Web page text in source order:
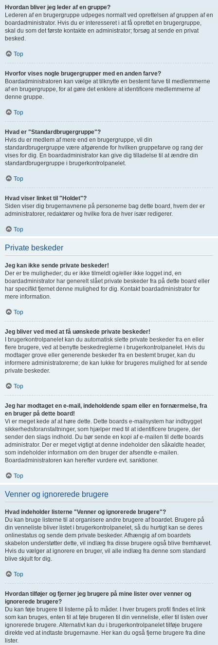
Hvordan bliver jeg leder af en gruppe?
Lederen af en brugergruppe udpeges normalt ved oprettelsen af gruppen af en
boardadministrator. Hvis du er interesseret i at få oprettet en brugergruppe,
skal du som det første kontakte en administrator; forsøg at sende en privat
besked.
Top
Hvorfor vises nogle brugergrupper med en anden farve?
Boardadministratoren kan vælge at tilknytte en bestemt farve til medlemmerne
af en brugergruppe, for at gøre det enklere at identificere medlemmerne af
denne gruppe.
Top
Hvad er "Standardbrugergruppe"?
Hvis du er medlem af mere end en brugergruppe, vil din
standardbrugergruppe være afgørende for hvilken gruppefarve og rang der
vises for dig. En boardadministrator kan give dig tilladelse til at ændre din
standardbrugergruppe i brugerkontrolpanelet.
Top
Hvad viser linket til "Holdet"?
Siden viser dig brugernavnene på personerne bag dette board, hvem der er
administratorer, redaktører og hvilke fora de hver især redigerer.
Top
Private beskeder
Jeg kan ikke sende private beskeder!
Der er tre muligheder; du er ikke tilmeldt og/eller ikke logget ind, en
boardadministrator har generelt slået private beskeder fra på dette board eller
har specifikt fjernet denne mulighed for dig. Kontakt boardadministrator for
mere information.
Top
Jeg bliver ved med at få uønskede private beskeder!
I brugerkontrolpanelet kan du automatisk slette private beskeder fra en eller
flere brugere, ved at benytte beskedreglerne i brugerkontrolpanelet. Hvis du
modtager grove eller generende beskeder fra en bestemt bruger, kan du
informere administratorerne; de kan lukke for brugeres mulighed for at sende
private beskeder.
Top
Jeg har modtaget en e-mail, indeholdende spam eller en fornærmelse, fra
en bruger på dette board!
Vi er meget kede af at høre dette. Dette boards e-mailsystem har indbygget
sikkerhedsforanstaltninger, som hjælper med til at identificere brugere, der
sender den slags indhold. Du bør sende en kopi af e-mailen til dette boards
administrator. Der er meget vigtigt at denne indeholder den såkaldte header,
som indeholder information om den bruger der afsendte e-mailen.
Boardadministratoren kan herefter vurdere evt. sanktioner.
Top
Venner og ignorerede brugere
Hvad indeholder listerne "Venner og ignorerede brugere"?
Du kan bruge listerne til at organisere andre brugere af boardet. Brugere på
din venneliste bliver listet i brugerkontrolpanelet, så du hurtigt kan se deres
onlinestatus og sende dem private beskeder. Afhængig af om boardets
skabelon understøtter dette, vil indlæg fra disse brugere også blive fremhævet.
Hvis du vælger at ignorere en bruger, vil alle indlæg fra denne som standard
blive skjult for dig.
Top
Hvordan tilføjer og fjerner jeg brugere på mine lister over venner og
ignorerede brugere?
Du kan føje brugere til listerne på to måder. I hver brugers profil findes et link
som kan bruges, enten til at føje brugeren til din venneliste, eller til listen over
ignorerede brugere. Alternativt kan du i brugerkontrolpanelet tilføje brugere
direkte ved at indtaste brugernavne. Her kan du også fjerne brugere fra dine
lister.